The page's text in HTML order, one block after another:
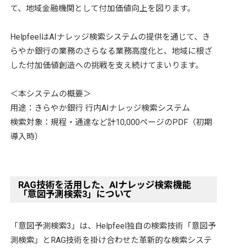
て、地域金融機関として付加価値向上を図ります。
HelpfeelはAIナレッジ検索システムの提供を通じて、き
らやか銀行の業務のさらなる業務高度化と、地域に根ざ
した付加価値創造への挑戦を支え続けてまいります。
＜本システムの概要＞
用途：きらやか銀行 行内AIナレッジ検索システム
検索対象：規程・通達など計10,000ページのPDF（初期
導入時）
RAG技術を活用した、AIナレッジ検索機能
「意図予測検索3」について
「意図予測検索3」は、Helpfeel独自の検索技術「意図予
測検索」とRAG技術を掛け合わせた革新的な検索システ